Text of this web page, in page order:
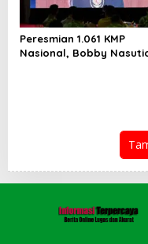
Peresmian 1.061 KMP
Nasional, Bobby